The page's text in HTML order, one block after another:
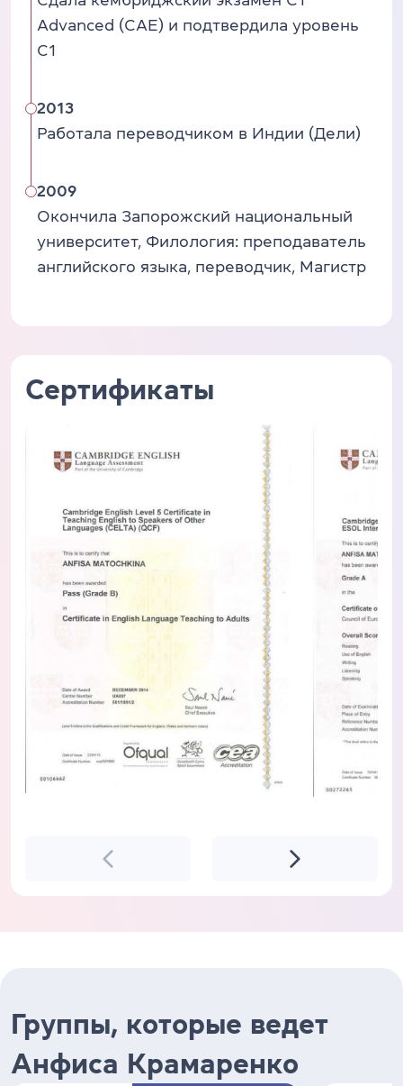
Advanced (CAE) и подтвердила уровень
C1
2013
Работала переводчиком в Индии (Дели)
2009
Окончила Запорожский национальный
университет, Филология: преподаватель
английского языка, переводчик, Магистр
Сертификаты
Группы, которые ведет
Анфиса Крамаренко